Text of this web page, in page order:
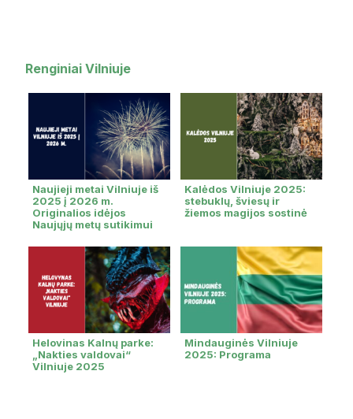
Renginiai Vilniuje
Naujieji metai Vilniuje iš
2025 į 2026 m.
Originalios idėjos
Naujųjų metų sutikimui
Kalėdos Vilniuje 2025:
stebuklų, šviesų ir
žiemos magijos sostinė
Helovinas Kalnų parke:
„Nakties valdovai“
Vilniuje 2025
Mindauginės Vilniuje
2025: Programa